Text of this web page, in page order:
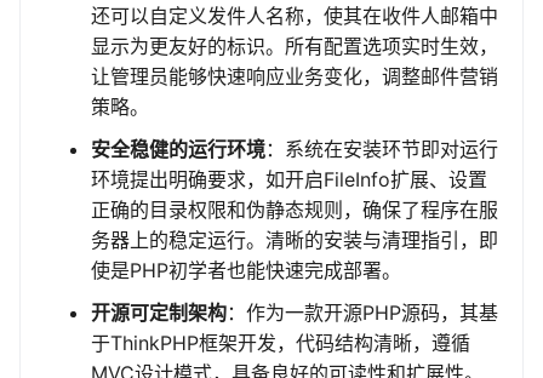
还可以自定义发件人名称，使其在收件人邮箱中
显示为更友好的标识。所有配置选项实时生效，
让管理员能够快速响应业务变化，调整邮件营销
策略。
安全稳健的运行环境：系统在安装环节即对运行
环境提出明确要求，如开启FileInfo扩展、设置
正确的目录权限和伪静态规则，确保了程序在服
务器上的稳定运行。清晰的安装与清理指引，即
使是PHP初学者也能快速完成部署。
开源可定制架构：作为一款开源PHP源码，其基
于ThinkPHP框架开发，代码结构清晰，遵循